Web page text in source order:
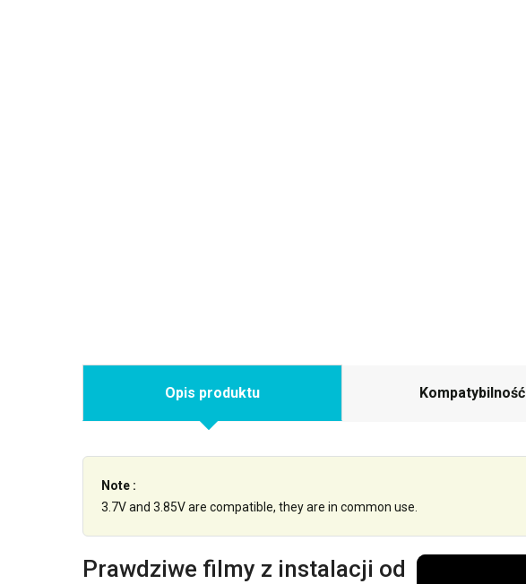
Opis produktu Kompatybilność
Note :
3.7V and 3.85V are compatible, they are in common use.
Prawdziwe filmy z instalacji od